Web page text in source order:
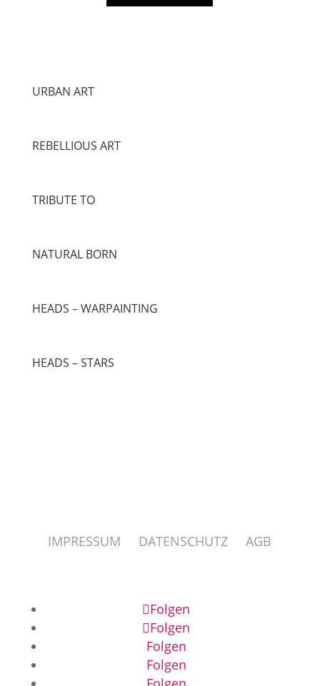
URBAN ART
REBELLIOUS ART
TRIBUTE TO
NATURAL BORN
HEADS – WARPAINTING
HEADS – STARS
IMPRESSUM DATENSCHUTZ AGB
Folgen
Folgen
Folgen
Folgen